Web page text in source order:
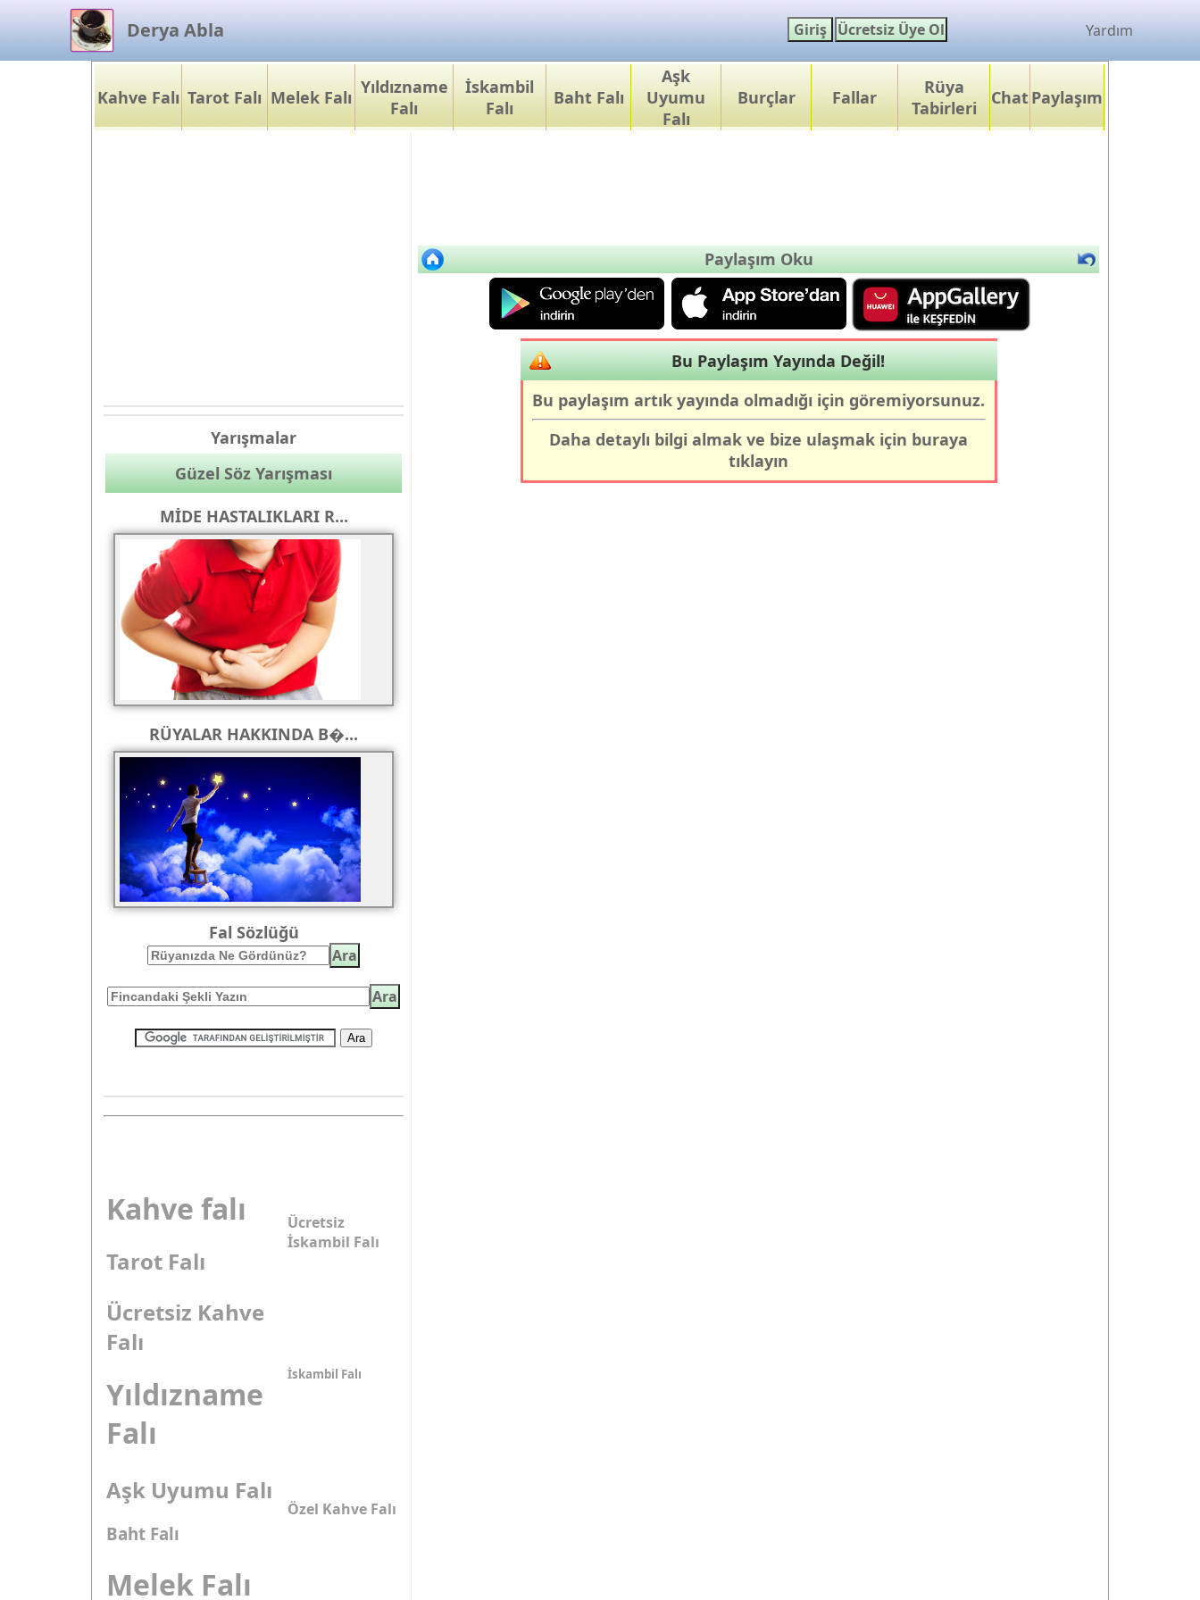
Derya Abla Yardım
Kahve Falı Tarot Falı Melek Falı Yıldızname
Falı
İskambil
Falı
Baht Falı
Aşk
Uyumu
Falı
Burçlar Fallar
Rüya
Tabirleri
ChatPaylaşım
Yarışmalar
Güzel Söz Yarışması
MİDE HASTALIKLARI R...
RÜYALAR HAKKINDA B�...
Fal Sözlüğü
Kahve falı
Tarot Falı
Ücretsiz
İskambil Falı
Ücretsiz Kahve
Falı
Yıldızname
Falı
İskambil Falı
Aşk Uyumu Falı
Baht Falı
Özel Kahve Falı
Melek Falı
Paylaşım Oku
Bu Paylaşım Yayında Değil!
Bu paylaşım artık yayında olmadığı için göremiyorsunuz.
Daha detaylı bilgi almak ve bize ulaşmak için buraya
tıklayın